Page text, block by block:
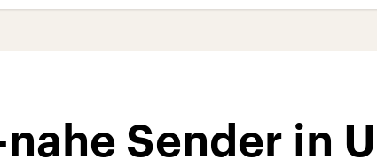
Sender in